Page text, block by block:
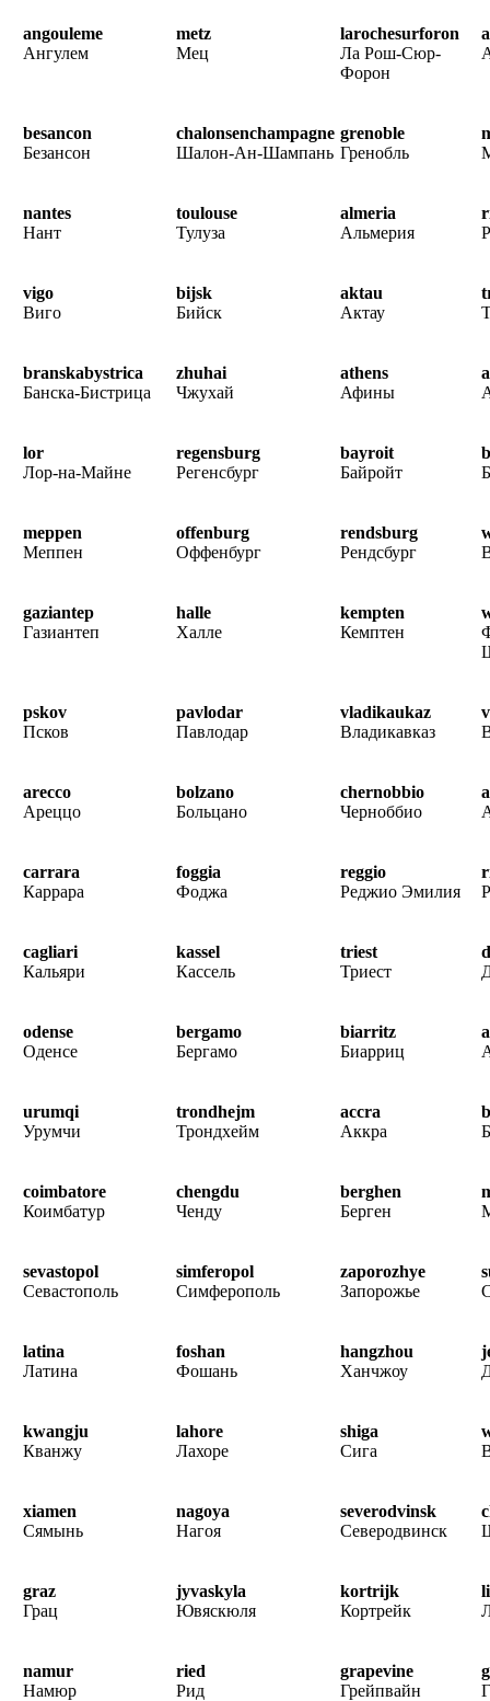
angouleme
Ангулем
metz
Мец
larochesurforon
Ла Рош-Сюр-
Форон
besancon
Безансон
chalonsenchampagne
Шалон-Ан-Шампань
grenoble
Гренобль
nantes
Нант
toulouse
Тулуза
almeria
Альмерия
vigo
Виго
bijsk
Бийск
aktau
Актау
branskabystrica
Банска-Бистрица
zhuhai
Чжухай
athens
Афины
lor
Лор-на-Майне
regensburg
Регенсбург
bayroit
Байройт
meppen
Меппен
offenburg
Оффенбург
rendsburg
Рендсбург
gaziantep
Газиантеп
halle
Халле
kempten
Кемптен
pskov
Псков
pavlodar
Павлодар
vladikaukaz
Владикавказ
arecco
Ареццо
bolzano
Больцано
chernobbio
Черноббио
carrara
Каррара
foggia
Фоджа
reggio
Реджио Эмилия
cagliari
Кальяри
kassel
Кассель
triest
Триест
odense
Оденсе
bergamo
Бергамо
biarritz
Биарриц
urumqi
Урумчи
trondhejm
Трондхейм
accra
Аккра
coimbatore
Коимбатур
chengdu
Ченду
berghen
Берген
sevastopol
Севастополь
simferopol
Симферополь
zaporozhye
Запорожье
latina
Латина
foshan
Фошань
hangzhou
Ханчжоу
kwangju
Кванжу
lahore
Лахоре
shiga
Сига
xiamen
Сямынь
nagoya
Нагоя
severodvinsk
Северодвинск
graz
Грац
jyvaskyla
Ювяскюля
kortrijk
Кортрейк
namur
Намюр
ried
Рид
grapevine
Грейпвайн